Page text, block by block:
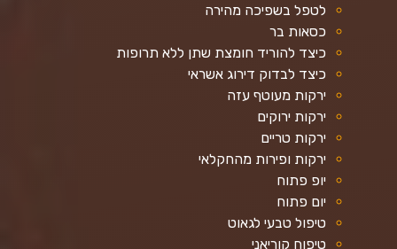
לטפל בשפיכה מהירה
כסאות בר
כיצד להוריד חומצת שתן ללא תרופות
כיצד לבדוק דירוג אשראי
ירקות מעוטף עזה
ירקות ירוקים
ירקות טריים
ירקות ופירות מהחקלאי
יופ פתוח
יום פתוח
טיפול טבעי לגאוט
טיפוח קוריאני